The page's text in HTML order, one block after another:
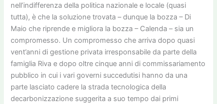
nell’indifferenza della politica nazionale e locale (quasi
tutta), è che la soluzione trovata – dunque la bozza – Di
Maio che riprende e migliora la bozza – Calenda – sia un
compromesso. Un compromesso che arriva dopo quasi
vent’anni di gestione privata irresponsabile da parte della
famiglia Riva e dopo oltre cinque anni di commissariamento
pubblico in cui i vari governi succedutisi hanno da una
parte lasciato cadere la strada tecnologica della
decarbonizzazione suggerita a suo tempo dai primi